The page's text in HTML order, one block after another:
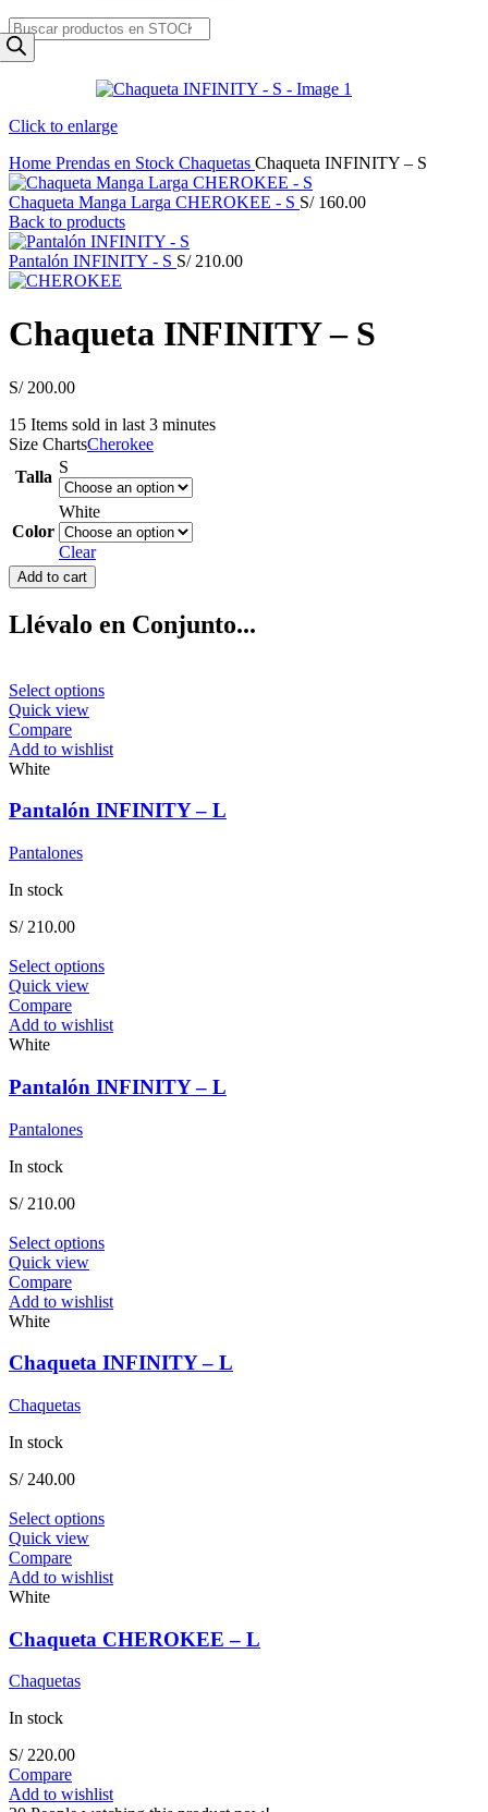
Products
search
Click to enlarge
Home Prendas en Stock Chaquetas Chaqueta INFINITY – S
Chaqueta Manga Larga CHEROKEE - S S/160.00
Back to products
Pantalón INFINITY - S S/210.00
Chaqueta INFINITY – S
S/200.00
15 Items sold in last 3 minutes
Size ChartsCherokee
Talla
S
Color
White
Clear
Chaqueta
INFINITY
-
S
Add to cart
Llévalo en Conjunto...
Select optionsThis
multiple
options
Quick view
Compare
Add to wishlist
White
Pantalón INFINITY – L
Pantalones
In stock
S/210.00
Select optionsThis
multiple
options
may
Quick view
Compare
Add to wishlist
White
Pantalón INFINITY – L
Pantalones
In stock
S/210.00
Select optionsThis
multiple
options
Quick view
Compare
Add to wishlist
White
Chaqueta INFINITY – L
Chaquetas
In stock
S/240.00
Select optionsThis
multiple
options
may
Quick view
Compare
Add to wishlist
White
Chaqueta CHEROKEE – L
Chaquetas
In stock
S/220.00
Compare
Add to wishlist